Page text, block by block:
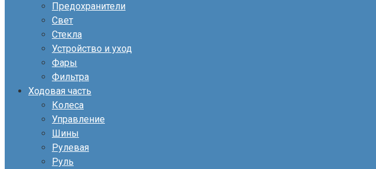
Предохранители
Свет
Стекла
Устройство и уход
Фары
Фильтра
Ходовая часть
Колеса
Управление
Шины
Рулевая
Руль